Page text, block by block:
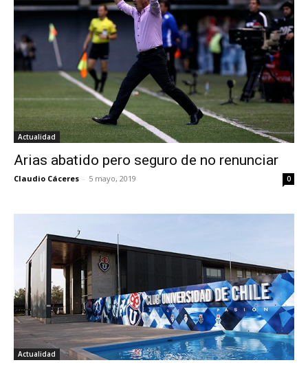
Actualidad
Arias abatido pero seguro de no renunciar
Claudio Cáceres - 5 mayo, 2019 0
Actualidad